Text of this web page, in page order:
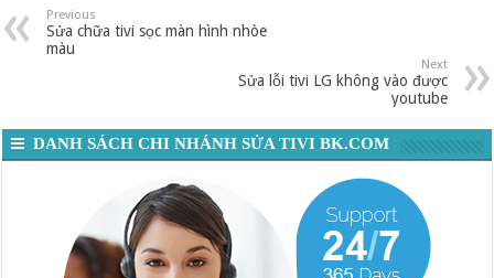
Previous
Sửa chữa tivi sọc màn hình nhòe
màu
Next
Sửa lỗi tivi LG không vào được
youtube
DANH SÁCH CHI NHÁNH SỬA TIVI BK.COM